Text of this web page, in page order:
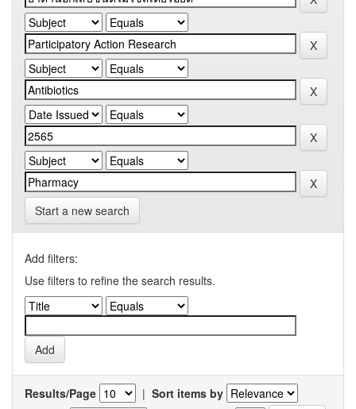
Start a new search
Add filters:
Use filters to refine the search results.
Results/Page | Sort items by